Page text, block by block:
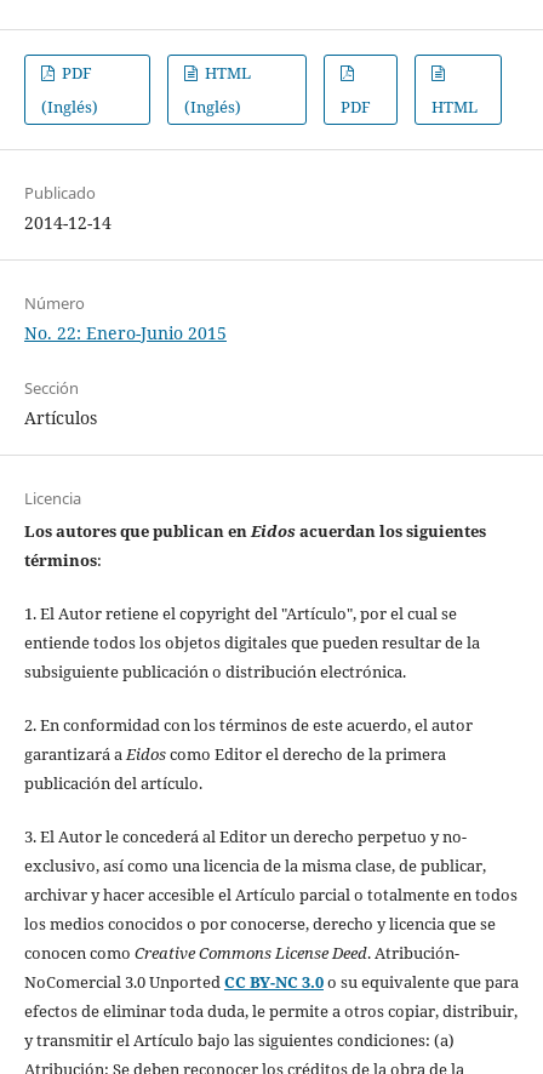
PDF
(Inglés)
HTML
(Inglés)
PDF HTML
Publicado
2014-12-14
Número
No. 22: Enero-Junio 2015
Sección
Artículos
Licencia
Los autores que publican enEidosacuerdan los siguientes
términos:
1. El Autor retiene el copyright del "Artículo", por el cual se
entiende todos los objetos digitales que pueden resultar de la
subsiguiente publicación o distribución electrónica.
2. En conformidad con los términos de este acuerdo, el autor
garantizará aEidoscomo Editor el derecho de la primera
publicación del artículo.
3. El Autor le concederá al Editor un derecho perpetuo y no-
exclusivo, así como una licencia de la misma clase, de publicar,
archivar y hacer accesible el Artículo parcial o totalmente en todos
los medios conocidos o por conocerse, derecho y licencia que se
conocen como Creative Commons License Deed. Atribución-
NoComercial 3.0 UnportedCC BY-NC 3.0o su equivalente que para
efectos de eliminar toda duda, le permite a otros copiar, distribuir,
y transmitir el Artículo bajo las siguientes condiciones: (a)
Atribución: Se deben reconocer los créditos de la obra de la